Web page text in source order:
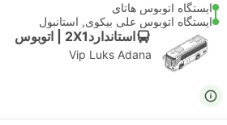
ایستگاه اتوبوس هاتای
ایستگاه اتوبوس علی بیکوی, استانبول
استاندارد2X1 | اتوبوس
Vip Luks Adana